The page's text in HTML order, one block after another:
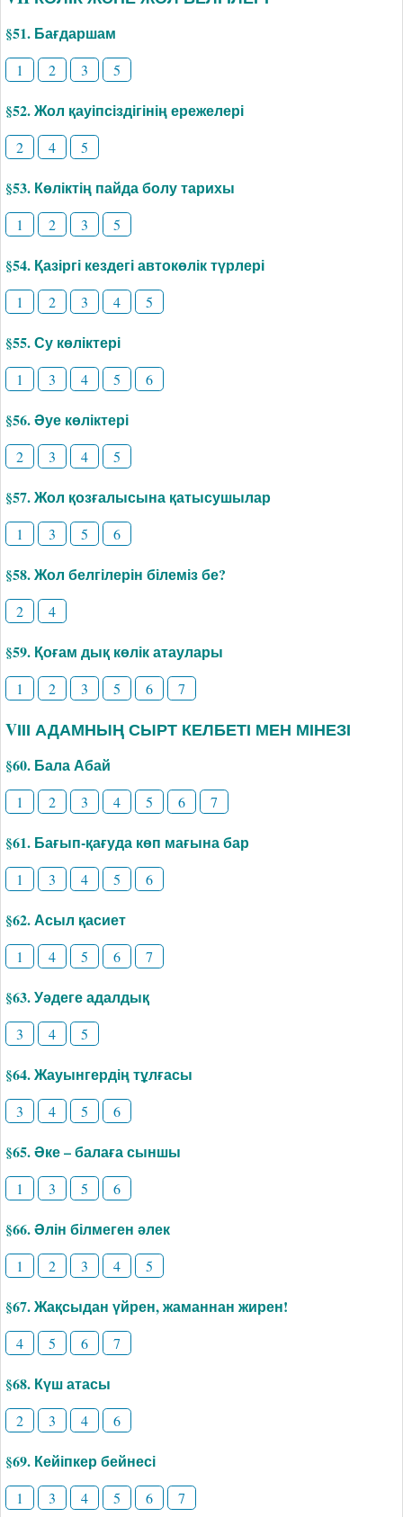
§51. Бағдаршам
1 2 3 5
§52. Жол қауіпсіздігінің ережелері
2 4 5
§53. Көліктің пайда болу тарихы
1 2 3 5
§54. Қазіргі кездегі автокөлік түрлері
1 2 3 4 5
§55. Су көліктері
1 3 4 5 6
§56. Әуе көліктері
2 3 4 5
§57. Жол қозғалысына қатысушылар
1 3 5 6
§58. Жол белгілерін білеміз бе?
2 4
§59. Қоғам дық көлік атаулары
1 2 3 5 6 7
VІІІ АДАМНЫҢ СЫРТ КЕЛБЕТІ МЕН МІНЕЗІ
§60. Бала Абай
1 2 3 4 5 6 7
§61. Бағып-қағуда көп мағына бар
1 3 4 5 6
§62. Асыл қасиет
1 4 5 6 7
§63. Уәдеге адалдық
3 4 5
§64. Жауынгердің тұлғасы
3 4 5 6
§65. Әке – балаға сыншы
1 3 5 6
§66. Әлін білмеген әлек
1 2 3 4 5
§67. Жақсыдан үйрен, жаманнан жирен!
4 5 6 7
§68. Күш атасы
2 3 4 6
§69. Кейіпкер бейнесі
1 3 4 5 6 7